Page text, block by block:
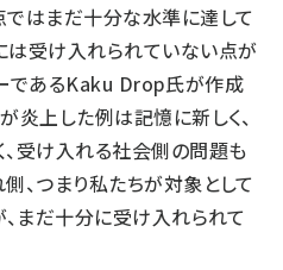
ではまだ十分な水準に達して
は受け入れられていない点が
ーであるKaku Drop氏が作成
炎上した例は記憶に新しく、
、受け入れる社会側の問題も
、つまり私たちが対象として
、まだ十分に受け入れられて